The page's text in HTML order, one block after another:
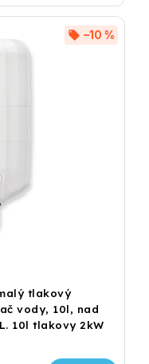
tlakový
vody, 10l, nad
10l tlakovy 2kW
–10 %